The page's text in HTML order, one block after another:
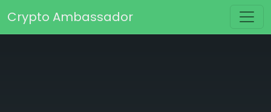
Основная навигация
Crypto Ambassador